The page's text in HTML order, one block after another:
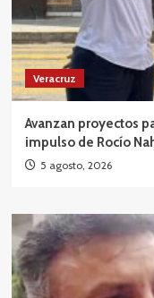
Veracruz
Avanzan proyectos
impulso de Rocío
5 agosto, 2026